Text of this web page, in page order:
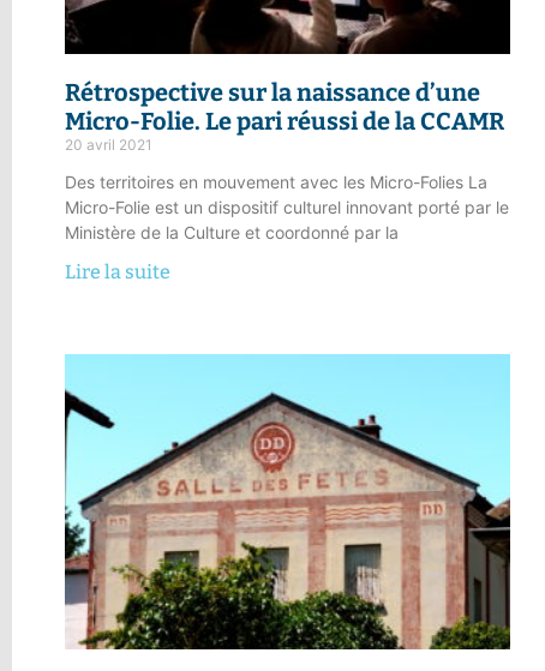
Rétrospective sur la naissance d’une
Micro-Folie. Le pari réussi de la CCAMR
20 avril 2021
Des territoires en mouvement avec les Micro-Folies La
Micro-Folie est un dispositif culturel innovant porté par le
Ministère de la Culture et coordonné par la
Lire la suite